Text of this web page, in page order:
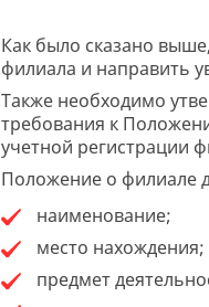
Как было сказано
филиала и направить
Также необходимо
требования к
учетной регистрации
Положение о филиале
наименование;
место нахождения;
предмет